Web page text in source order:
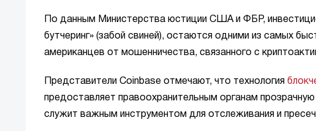
По данным Министерства юстиции США и ФБР,
бутчеринг» (забой свиней), остаются одними из самых
американцев от мошенничества, связанного с
Представители Coinbase отмечают, что технология
предоставляет правоохранительным органам
служит важным инструментом для отслеживания и